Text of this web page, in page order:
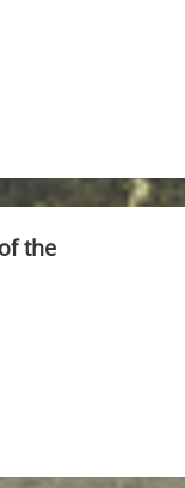
the